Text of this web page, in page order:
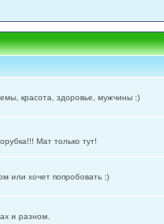
красота, здоровье, мужчины :)
Мат только тут!
или хочет попробовать :)
и разном.